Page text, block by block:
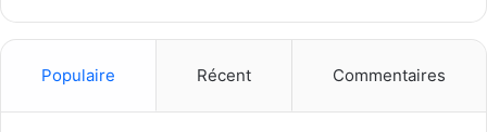
Populaire Récent Commentaires